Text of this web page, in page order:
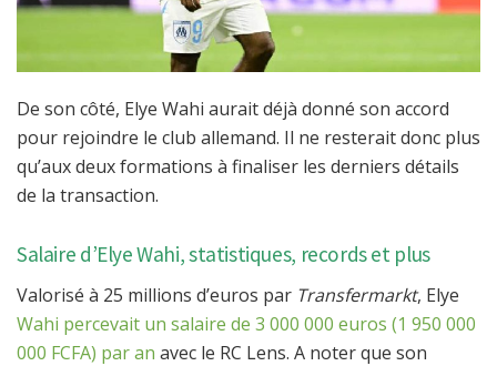
De son côté, Elye Wahi aurait déjà donné son accord
pour rejoindre le club allemand. Il ne resterait donc plus
qu’aux deux formations à finaliser les derniers détails
de la transaction.
Salaire d’Elye Wahi, statistiques, records et plus
Valorisé à 25 millions d’euros par Transfermarkt, Elye
Wahi percevait un salaire de 3 000 000 euros (1 950 000
000 FCFA) par an avec le RC Lens. A noter que son